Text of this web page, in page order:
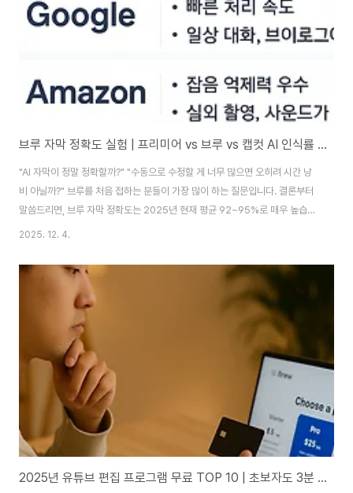
집 ..
브루 자막 정확도 실험 | 프리미어 vs 브루 vs 캡컷 AI 인식률 비교
"AI 자막이 정말 정확할까?" "수동으로 수정할 게 너무 많으면 오히려 시간 낭
비 아닐까?" 브루를 처음 접하는 분들이 가장 많이 하는 질문입니다. 결론부터
말씀드리면, 브루 자막 정확도는 2025년 현재 평균 92~95%로 매우 높습니
다. 실제 10분짜리 인터뷰 영상으로 프리미어프로, 캡컷과 직접 비교 테스트한
OpenAI Whisper 3가지 AI 음성 인식 엔진을 제공하며, 한국어 특화 인식으
로 방언이나 고유명사도 정확하게 잡아냅니다. 이 글에서는 실제 테스트 데이
터와 함께 오인식을 최소화하는 녹음 팁까지 상세히 알려드리겠습니다. 브루
(Vrew) 무료 다운로드 5분 완성 | 2025년 최신 설치부터 자막까지유..
2025. 12. 4.
2025년 유튜브 편집 프로그램 무료 TOP 10 | 초보자도 3분 만에 시작